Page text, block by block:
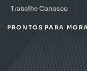
PRONTOS PARA
Trabalhe Conosco